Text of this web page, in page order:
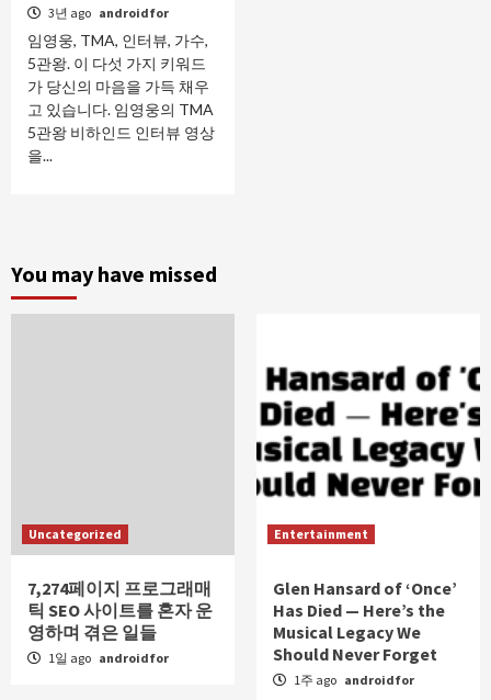
3년 ago androidfor
임영웅, TMA, 인터뷰, 가수,
5관왕. 이 다섯 가지 키워드
가 당신의 마음을 가득 채우
고 있습니다. 임영웅의 TMA
5관왕 비하인드 인터뷰 영상
을...
You may have missed
Uncategorized
7,274페이지 프로그래매
틱 SEO 사이트를 혼자 운
영하며 겪은 일들
1일 ago androidfor
Entertainment
Glen Hansard of ‘Once’
Has Died — Here’s the
Musical Legacy We
Should Never Forget
1주 ago androidfor